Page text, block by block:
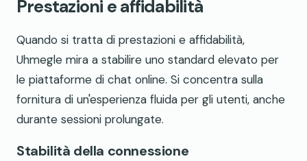
Prestazioni e affidabilità
Quando si tratta di prestazioni e affidabilità,
Uhmegle mira a stabilire uno standard elevato per
le piattaforme di chat online. Si concentra sulla
fornitura di un'esperienza fluida per gli utenti, anche
durante sessioni prolungate.
Stabilità della connessione